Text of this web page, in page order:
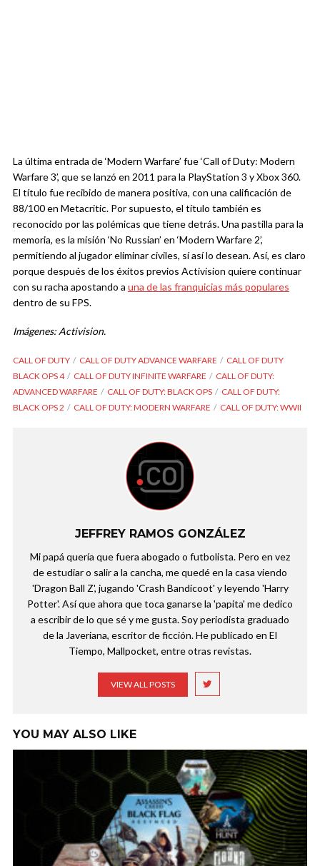
La última entrada de ‘Modern Warfare’ fue ‘Call of Duty: Modern
Warfare 3’, que se lanzó en 2011 para la PlayStation 3 y Xbox 360.
El título fue recibido de manera positiva, con una calificación de
88/100 en Metacritic. Por supuesto, el título también es
reconocido por las polémicas que tiene detrás. Una pastilla para la
memoria, es la misión ‘No Russian’ en ‘Modern Warfare 2’,
permitiendo al jugador eliminar civiles, sí así lo desean. Así, es claro
porque después de los éxitos previos Activision quiere continuar
con su racha apostando a una de las franquicias más populares
dentro de su FPS.
Imágenes: Activision.
CALL OF DUTY CALL OF DUTY ADVANCE WARFARE
CALL OF DUTY
BLACK OPS 4
CALL OF DUTY INFINITE WARFARE
CALL OF DUTY:
ADVANCED WARFARE
CALL OF DUTY: BLACK OPS
CALL OF DUTY:
BLACK OPS 2
CALL OF DUTY: MODERN WARFARE CALL OF DUTY: WWII
JEFFREY RAMOS GONZÁLEZ
Mi papá quería que fuera abogado o futbolista. Pero en vez
de estudiar o salir a la cancha, me quedé en la casa viendo
'Dragon Ball Z', jugando 'Crash Bandicoot' y leyendo 'Harry
Potter'. Así que ahora que toca ganarse la 'papita' me dedico
a escribir de lo que sé y me gusta. Soy periodista graduado
de la Javeriana, escritor de ficción. He publicado en El
Tiempo, Mallpocket, entre otras revistas.
VIEW ALL POSTS
YOU MAY ALSO LIKE